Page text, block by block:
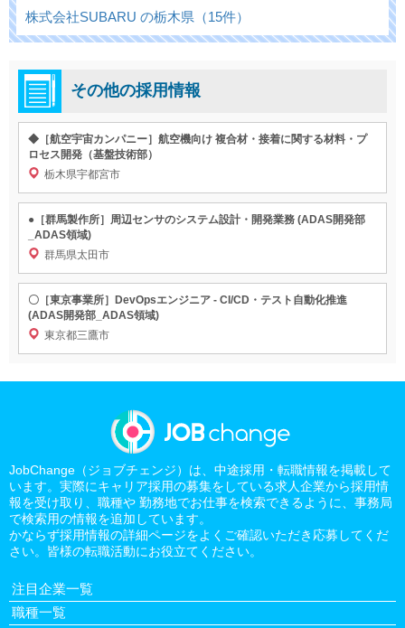
株式会社SUBARU の栃木県（15件）
その他の採用情報
◆［航空宇宙カンパニー］航空機向け 複合材・接着に関する材料・プ
ロセス開発（基盤技術部）
栃木県宇都宮市
●［群馬製作所］周辺センサのシステム設計・開発業務 (ADAS開発部
_ADAS領域)
群馬県太田市
〇［東京事業所］DevOpsエンジニア - CI/CD・テスト自動化推進
(ADAS開発部_ADAS領域)
東京都三鷹市
JobChange（ジョブチェンジ）は、中途採用・転職情報を掲載して
います。実際にキャリア採用の募集をしている求人企業から採用情
報を受け取り、職種や 勤務地でお仕事を検索できるように、事務局
で検索用の情報を追加しています。
かならず採用情報の詳細ページをよくご確認いただき応募してくだ
さい。皆様の転職活動にお役立てください。
注目企業一覧
職種一覧